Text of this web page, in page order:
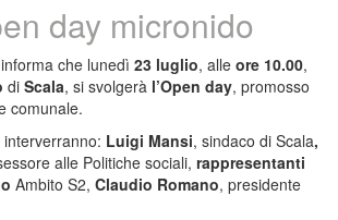
day micronido
che lunedì 23 luglio, alle ore 10.00,
di Scala, si svolgerà l’Open day, promosso
comunale.
Luigi Mansi, sindaco di Scala,
alle Politiche sociali, rappresentanti
Ambito S2, Claudio Romano, presidente